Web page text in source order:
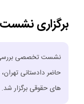
برگزاری
نشست تخصصی بررسی
حاضر دادستانی
های حقوقی برگزار شد.